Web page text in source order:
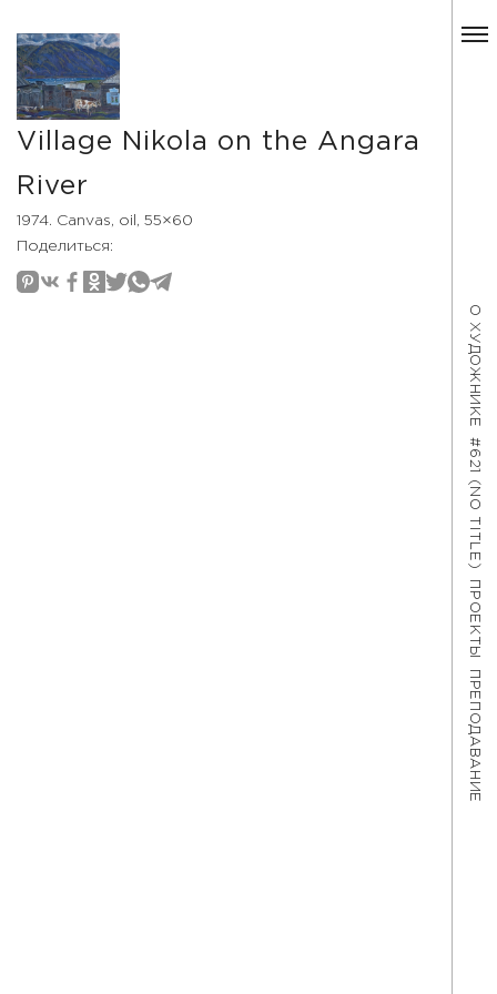
О ХУДОЖНИКЕ
#621 (NO TITLE)
ПРОЕКТЫ
ПРЕПОДАВАНИЕ
Village Nikola on the Angara
River
1974. Canvas, oil, 55×60
Поделиться: